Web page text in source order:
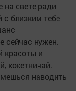
на свете ради
близким тебе
сейчас нужен.
красоты и
кокетничай.
наводить